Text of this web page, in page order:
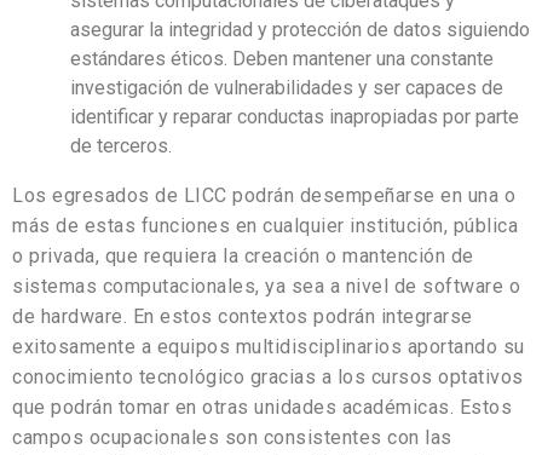
asegurar la integridad y protección de datos siguiendo
estándares éticos. Deben mantener una constante
investigación de vulnerabilidades y ser capaces de
identificar y reparar conductas inapropiadas por parte
de terceros.
Los egresados de LICC podrán desempeñarse en una o
más de estas funciones en cualquier institución, pública
o privada, que requiera la creación o mantención de
sistemas computacionales, ya sea a nivel de software o
de hardware. En estos contextos podrán integrarse
exitosamente a equipos multidisciplinarios aportando su
conocimiento tecnológico gracias a los cursos optativos
que podrán tomar en otras unidades académicas. Estos
campos ocupacionales son consistentes con las